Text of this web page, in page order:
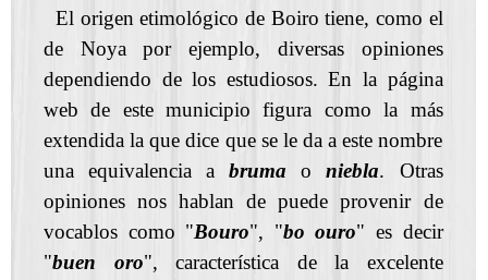
El origen etimológico de Boiro tiene, como el
de Noya por ejemplo, diversas opiniones
dependiendo de los estudiosos. En la página
web de este municipio figura como la más
extendida la que dice que se le da a este nombre
una equivalencia abrumaoniebla. Otras
opiniones nos hablan de puede provenir de
vocablos como "Bouro", "bo ouro" es decir
"buen oro", característica de la excelente